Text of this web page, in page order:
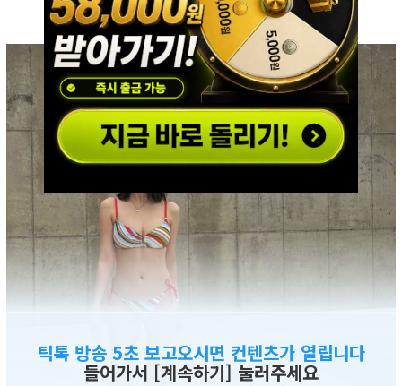
틱톡 방송 5초 보고오시면 컨텐츠가 열립니다
들어가서 [계속하기] 눌러주세요